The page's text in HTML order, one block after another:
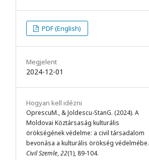
PDF (English)
Megjelent
2024-12-01
Hogyan kell idézni
OprescuM., & Joldescu-StanG. (2024). A
Moldovai Köztársaság kulturális
örökségének védelme: a civil társadalom
bevonása a kulturális örökség védelmébe.
Civil Szemle,22(1), 89-104.